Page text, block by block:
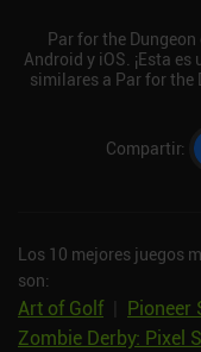
Par for the
Android y iOS. ¡Esta
similares a Par for the
Compartir:
Los 10 mejores juegos
son:
Art of Golf| Pioneer
Zombie Derby: Pixel